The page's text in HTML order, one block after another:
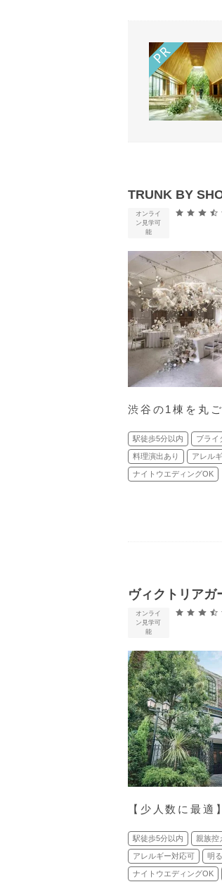
TRUNK BY
オンライ
ン見学可
能
渋⾕の1棟を丸
駅徒歩5分以内 ブライ
料理演出あり アレル
ナイトウエディングOK
ヴィクトリアガ
オンライ
ン見学可
能
【少人数に最
駅徒歩5分以内 親族控
アレルギー対応可 明
ナイトウエディングOK